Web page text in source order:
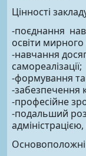
Цінності
-поєднання
освіти мирного
-навчання
самореалізації;
-формування
-забезпечення
-професійне
-подальший
Основоположні